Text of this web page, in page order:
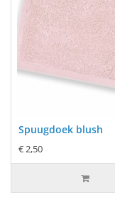
Spuugdoek blush
€ 2,50